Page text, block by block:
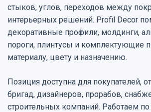
стыков, углов, переходов между
интерьерных решений. Profil Decor
декоративные профили, молдинги,
пороги, плинтусы и комплектующие
материалу, цвету и назначению.
Позиция доступна для покупателей,
бригад, дизайнеров, прорабов,
строительных компаний. Работаем